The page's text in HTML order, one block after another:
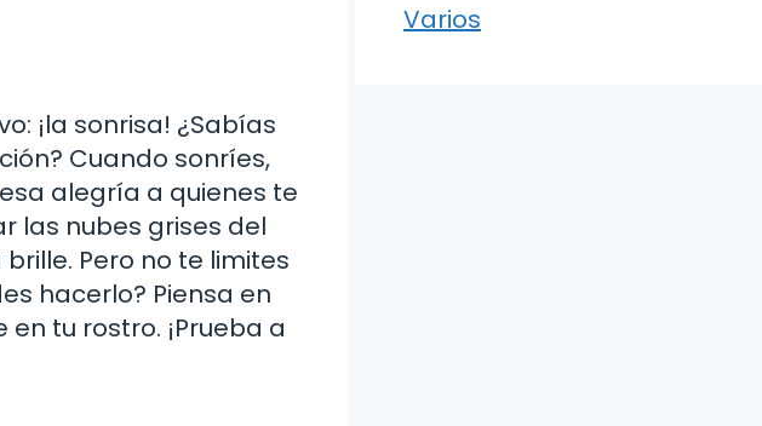
¡la sonrisa! ¿Sabías
Cuando sonríes,
alegría a quienes te
las nubes grises del
Pero no te limites
hacerlo? Piensa en
tu rostro. ¡Prueba a
Varios